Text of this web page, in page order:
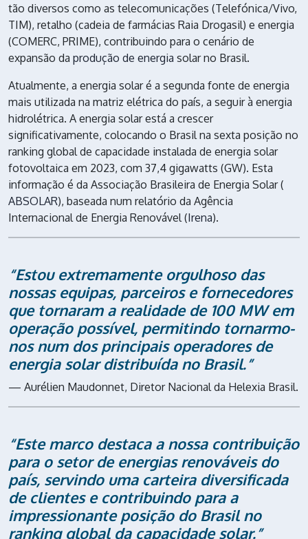
tão diversos como as telecomunicações (Telefónica/Vivo,
TIM), retalho (cadeia de farmácias Raia Drogasil) e energia
(COMERC, PRIME), contribuindo para o cenário de
expansão da produção de energia solar no Brasil.
Atualmente, a energia solar é a segunda fonte de energia
mais utilizada na matriz elétrica do país, a seguir à energia
hidrolétrica. A energia solar está a crescer
significativamente, colocando o Brasil na sexta posição no
ranking global de capacidade instalada de energia solar
fotovoltaica em 2023, com 37,4 gigawatts (GW). Esta
informação é da Associação Brasileira de Energia Solar (
ABSOLAR), baseada num relatório da Agência
Internacional de Energia Renovável (Irena).
“Estou extremamente orgulhoso das
nossas equipas, parceiros e fornecedores
que tornaram a realidade de 100 MW em
operação possível, permitindo tornarmo-
nos num dos principais operadores de
energia solar distribuída no Brasil.”
— Aurélien Maudonnet, Diretor Nacional da Helexia Brasil.
“Este marco destaca a nossa contribuição
para o setor de energias renováveis do
país, servindo uma carteira diversificada
de clientes e contribuindo para a
impressionante posição do Brasil no
ranking global da capacidade solar.”